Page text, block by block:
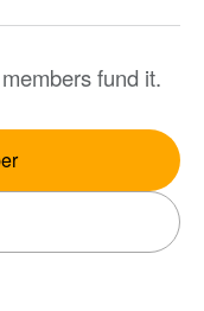
fund it.